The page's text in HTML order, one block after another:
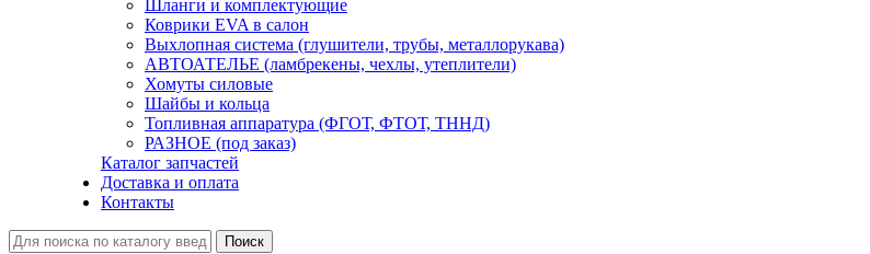
Шланги и комплектующие
Коврики EVA в салон
Выхлопная система (глушители, трубы, металлорукава)
АВТОАТЕЛЬЕ (ламбрекены, чехлы, утеплители)
Хомуты силовые
Шайбы и кольца
Топливная аппаратура (ФГОТ, ФТОТ, ТННД)
РАЗНОЕ (под заказ)
Каталог запчастей
Доставка и оплата
Контакты